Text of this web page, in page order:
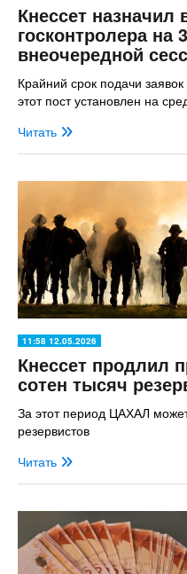
Кнессет
госконтролера на
внеочередной
Крайний срок подачи
этот пост установлен на
Читать
11:58 12.05.2026
Кнессет продлил
сотен тысяч
За этот период ЦАХАЛ
резервистов
Читать